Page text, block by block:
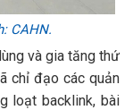
CAHN.
và gia tăng thứ
chỉ đạo các quản
loạt backlink, bài